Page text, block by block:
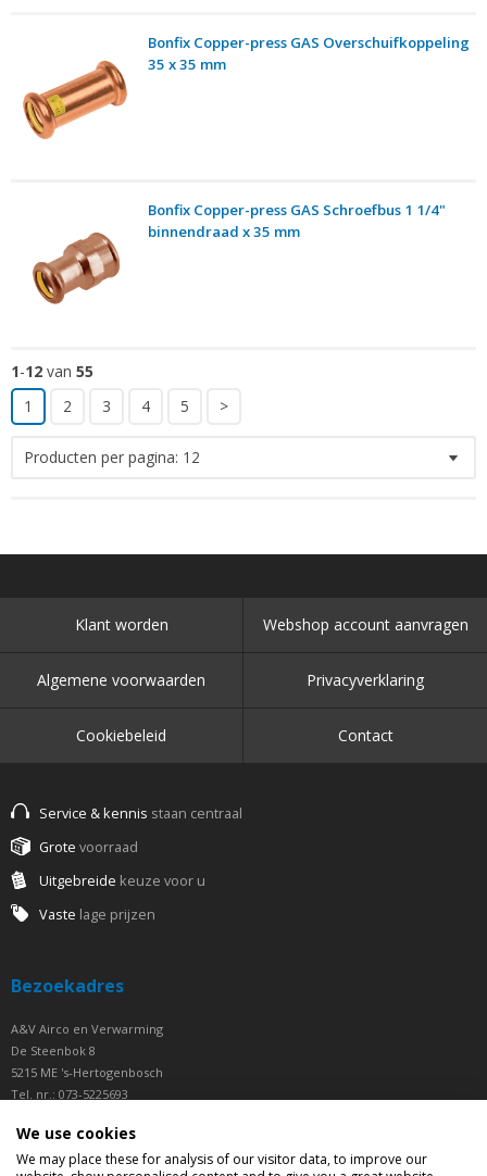
Bonfix Copper-press GAS Overschuifkoppeling
35 x 35 mm
Bonfix Copper-press GAS Schroefbus 1 1/4"
binnendraad x 35 mm
1-12 van 55
1
2 3 4 5 >
Producten per pagina: 12
Klant worden Webshop account aanvragen
Algemene voorwaarden Privacyverklaring
Cookiebeleid Contact
Service & kennis staan centraal
Grote voorraad
Uitgebreide keuze voor u
Vaste lage prijzen
Bezoekadres
A&V Airco en Verwarming
De Steenbok 8
5215 ME 's-Hertogenbosch
Tel. nr.: 073-5225693
Openingstijden
We use cookies
We may place these for analysis of our visitor data, to improve our